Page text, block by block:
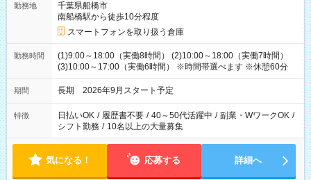
勤務地
千葉県船橋市
南船橋駅から徒歩10分程度
スマートフォンを取り扱う倉庫
勤務時間
(1)9:00～18:00（実働8時間） (2)10:00～18:00（実働7時間）
(3)10:00～17:00（実働6時間） ※時間帯選べます ※休憩60分
期間 長期 2026年9月スタート予定
特徴 日払いOK / 履歴書不要 / 40～50代活躍中 / 副業・WワークOK /
シフト勤務 / 10名以上の大量募集
気になる！ 応募する 詳細へ